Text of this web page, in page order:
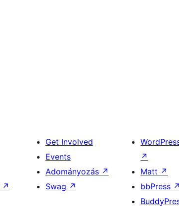
↗
Get Involved
Events
Adományozás ↗
Swag ↗
↗
Matt ↗
bbPress ↗